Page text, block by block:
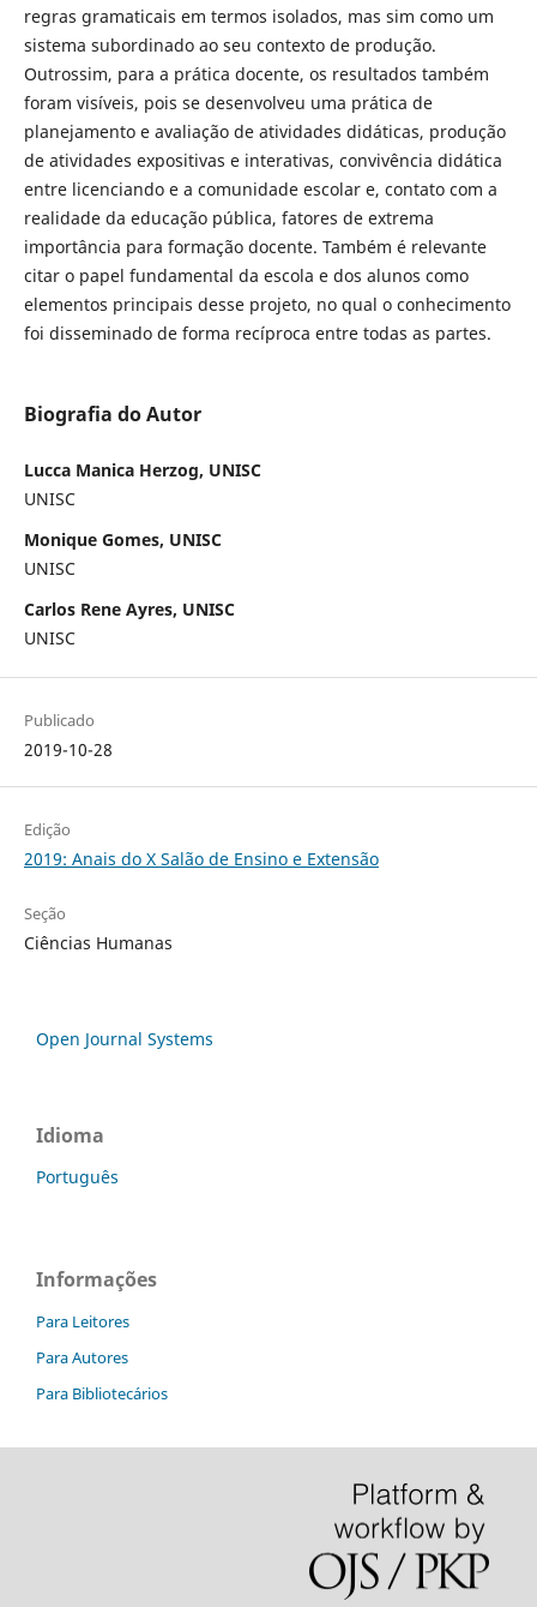
regras gramaticais em termos isolados, mas sim como um
sistema subordinado ao seu contexto de produção.
Outrossim, para a prática docente, os resultados também
foram visíveis, pois se desenvolveu uma prática de
planejamento e avaliação de atividades didáticas, produção
de atividades expositivas e interativas, convivência didática
entre licenciando e a comunidade escolar e, contato com a
realidade da educação pública, fatores de extrema
importância para formação docente. Também é relevante
citar o papel fundamental da escola e dos alunos como
elementos principais desse projeto, no qual o conhecimento
foi disseminado de forma recíproca entre todas as partes.
Biografia do Autor
Lucca Manica Herzog, UNISC
UNISC
Monique Gomes, UNISC
UNISC
Carlos Rene Ayres, UNISC
UNISC
Publicado
2019-10-28
Edição
2019: Anais do X Salão de Ensino e Extensão
Seção
Ciências Humanas
Open Journal Systems
Idioma
Português
Informações
Para Leitores
Para Autores
Para Bibliotecários